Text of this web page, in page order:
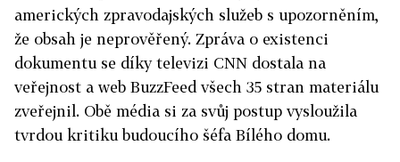
amerických zpravodajských služeb s upozorněním,
že obsah je neprověřený. Zpráva o existenci
dokumentu se díky televizi CNN dostala na
veřejnost a web BuzzFeed všech 35 stran materiálu
zveřejnil. Obě média si za svůj postup vysloužila
tvrdou kritiku budoucího šéfa Bílého domu.